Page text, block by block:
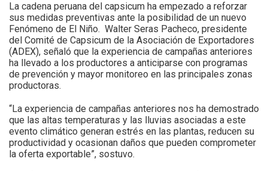
La cadena peruana del capsicum ha empezado a reforzar
sus medidas preventivas ante la posibilidad de un nuevo
Fenómeno de El Niño. Walter Seras Pacheco, presidente
del Comité de Capsicum de la Asociación de Exportadores
(ADEX), señaló que la experiencia de campañas anteriores
ha llevado a los productores a anticiparse con programas
de prevención y mayor monitoreo en las principales zonas
productoras.
“La experiencia de campañas anteriores nos ha demostrado
que las altas temperaturas y las lluvias asociadas a este
evento climático generan estrés en las plantas, reducen su
productividad y ocasionan daños que pueden comprometer
la oferta exportable”, sostuvo.